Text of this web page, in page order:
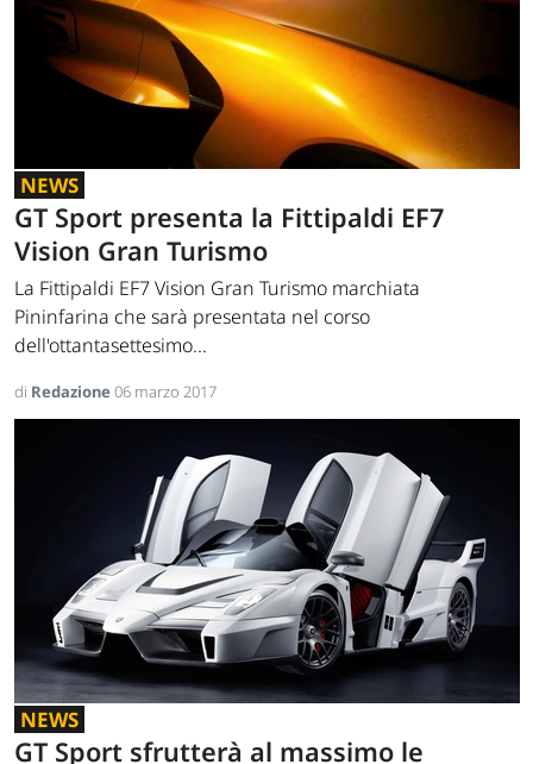
NEWS
GT Sport presenta la Fittipaldi EF7
Vision Gran Turismo
La Fittipaldi EF7 Vision Gran Turismo marchiata
Pininfarina che sarà presentata nel corso
dell'ottantasettesimo...
di Redazione06 marzo 2017
NEWS
GT Sport sfrutterà al massimo le